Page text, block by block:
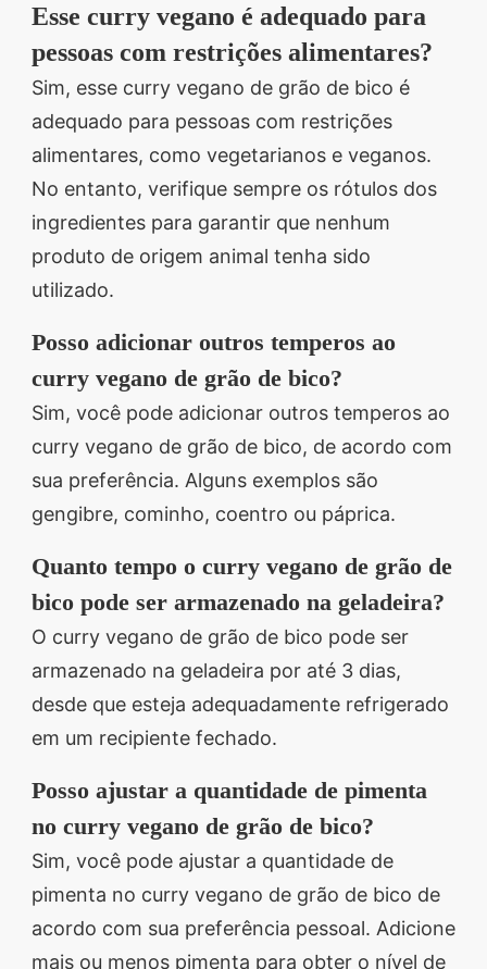
Esse curry vegano é adequado para
pessoas com restrições alimentares?
Sim, esse curry vegano de grão de bico é
adequado para pessoas com restrições
alimentares, como vegetarianos e veganos.
No entanto, verifique sempre os rótulos dos
ingredientes para garantir que nenhum
produto de origem animal tenha sido
utilizado.
Posso adicionar outros temperos ao
curry vegano de grão de bico?
Sim, você pode adicionar outros temperos ao
curry vegano de grão de bico, de acordo com
sua preferência. Alguns exemplos são
gengibre, cominho, coentro ou páprica.
Quanto tempo o curry vegano de grão de
bico pode ser armazenado na geladeira?
O curry vegano de grão de bico pode ser
armazenado na geladeira por até 3 dias,
desde que esteja adequadamente refrigerado
em um recipiente fechado.
Posso ajustar a quantidade de pimenta
no curry vegano de grão de bico?
Sim, você pode ajustar a quantidade de
pimenta no curry vegano de grão de bico de
acordo com sua preferência pessoal. Adicione
mais ou menos pimenta para obter o nível de